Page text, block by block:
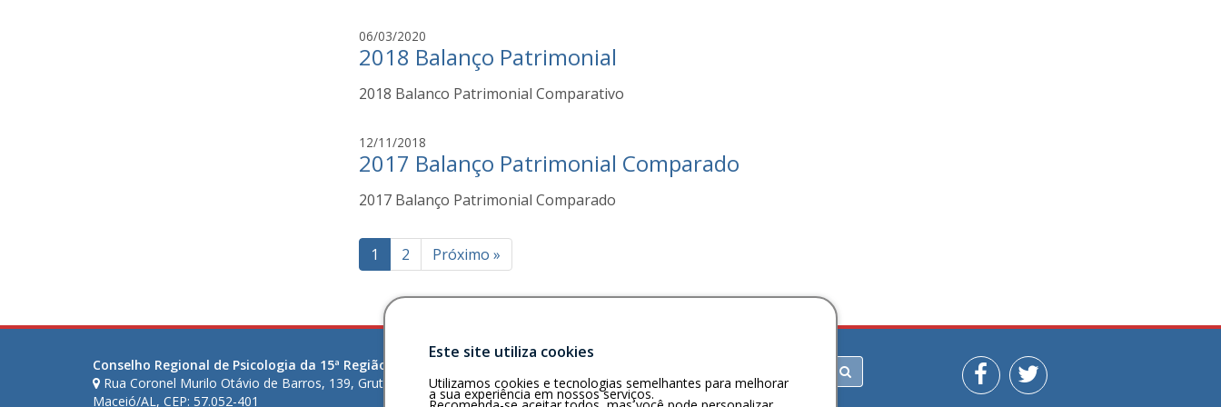
a
i
a
06/03/2020j
o
e
a
i
a
2018 Balanço Patrimonial
2018 Balanco Patrimonial Comparativo
12/11/2018j
o
e
a
2017 Balanço Patrimonial Comparado
2017 Balanço Patrimonial Comparado
Paginação
de
posts
1 2 Próximo »
Conselho Regional de Psicologia da 15ª Região (AL)
Rua Coronel Murilo Otávio de Barros, 139, Gruta de Lourdes,
Maceió/AL, CEP: 57.052-401
Este site utiliza cookies
Utilizamos cookies e tecnologias semelhantes para melhorar
a sua experiência em nossos serviços.